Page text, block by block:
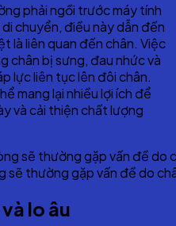
phải ngồi trước máy tính
chuyển, điều này dẫn đến
là liên quan đến chân. Việc
chân bị sưng, đau nhức và
lực liên tục lên đôi chân.
mang lại nhiều lợi ích để
và cải thiện chất lượng
sẽ thường gặp vấn đề do
lo âu